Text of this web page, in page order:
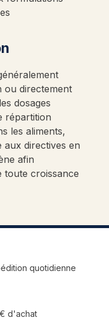
ou directement
dosages
répartition
les aliments,
directives en
afin
toute croissance
quotidienne
d'achat